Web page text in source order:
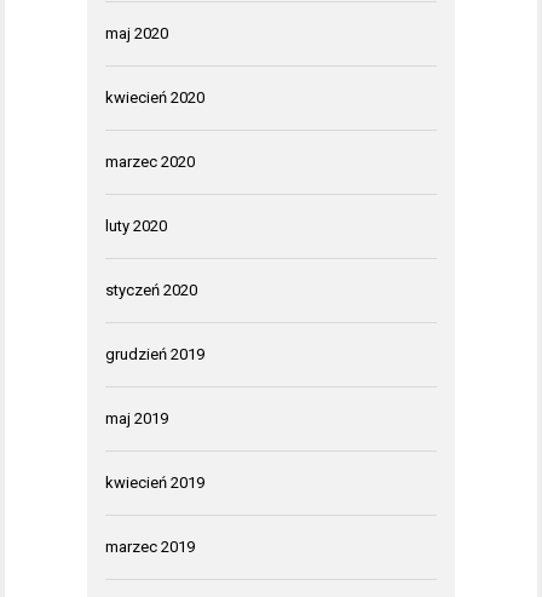
maj 2020
kwiecień 2020
marzec 2020
luty 2020
styczeń 2020
grudzień 2019
maj 2019
kwiecień 2019
marzec 2019